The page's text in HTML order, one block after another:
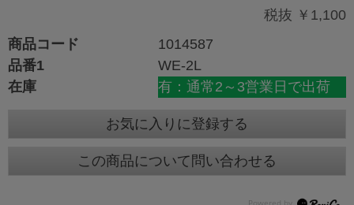
税抜 ￥1,100
商品コード
1014587
品番1
WE-2L
在庫
有：通常2～3営業日で出荷
お気に入りに登録する
この商品について問い合わせる